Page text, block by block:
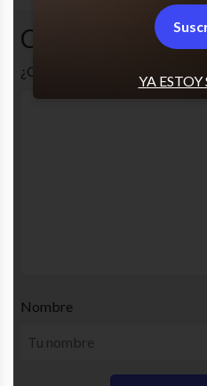
Comentarios
¿Cuál es tu opinión? Comenta!
Nombre
YA